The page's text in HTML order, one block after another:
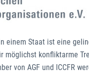
einem Staat ist eine
konfliktarme
von AGF und ICCFR